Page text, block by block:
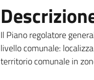
Il Piano regolatore
livello comunale:
territorio comunale in